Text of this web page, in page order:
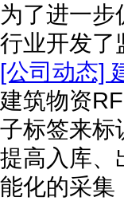
为了进一步
行业开发了
[公司动态]
建筑物资
子标签来标
提高入库、
能化的采集